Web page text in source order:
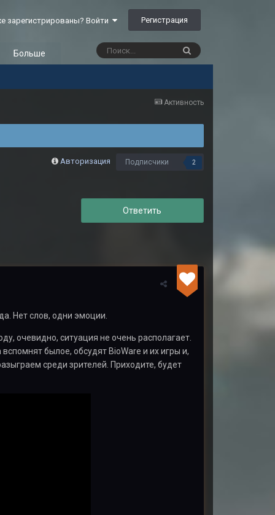
зарегистрированы? Войти Регистрация
Больше
Активность
Авторизация Подписчики 2
Ответить
Нет слов, одни эмоции.
очевидно, ситуация не очень располагает.
былое, обсудят BioWare и их игры и,
среди зрителей. Приходите, будет